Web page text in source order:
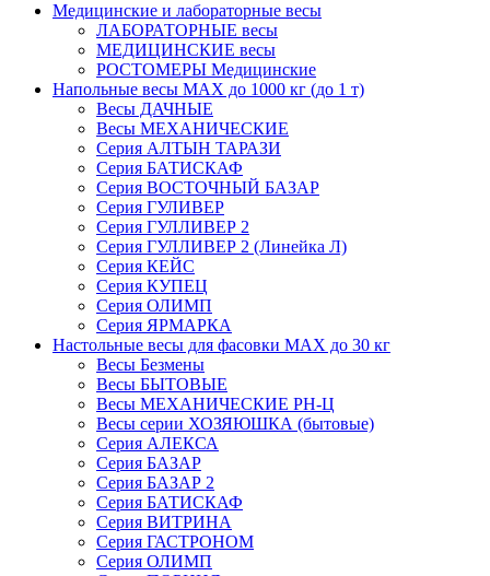
Медицинские и лабораторные весы
ЛАБОРАТОРНЫЕ весы
МЕДИЦИНСКИЕ весы
РОСТОМЕРЫ Медицинские
Напольные весы MAX до 1000 кг (до 1 т)
Весы ДАЧНЫЕ
Весы МЕХАНИЧЕСКИЕ
Серия АЛТЫН ТАРАЗИ
Серия БАТИСКАФ
Серия ВОСТОЧНЫЙ БАЗАР
Серия ГУЛИВЕР
Серия ГУЛЛИВЕР 2
Серия ГУЛЛИВЕР 2 (Линейка Л)
Серия КЕЙС
Серия КУПЕЦ
Серия ОЛИМП
Серия ЯРМАРКА
Настольные весы для фасовки MAX до 30 кг
Весы Безмены
Весы БЫТОВЫЕ
Весы МЕХАНИЧЕСКИЕ РН-Ц
Весы серии ХОЗЯЮШКА (бытовые)
Серия АЛЕКСА
Серия БАЗАР
Серия БАЗАР 2
Серия БАТИСКАФ
Серия ВИТРИНА
Серия ГАСТРОНОМ
Серия ОЛИМП